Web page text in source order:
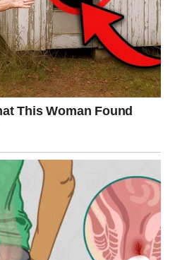
da luta. Da daje sve od
Da ide kroz život bez jasnog
kroz susret sa osobom
priliku koja se pojavljuje
osećaj mira koji će je
shvata da nikada nije bila